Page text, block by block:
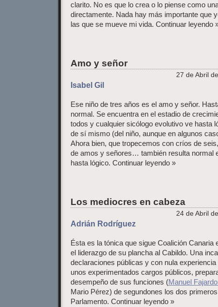
clarito. No es que lo crea o lo piense como
directamente. Nada hay más importante que
las que se mueve mi vida. Continuar leyendo
Amo y señor
27 de Abril
Isabel Gil
Ese niño de tres años es el amo y señor.
normal. Se encuentra en el estadio de
todos y cualquier sicólogo evolutivo ve hasta
de sí mismo (del niño, aunque en algunos
Ahora bien, que tropecemos con críos de
de amos y señores… también resulta normal
hasta lógico. Continuar leyendo »
Los mediocres en cabeza
24 de Abril
Adrián Rodríguez
Ésta es la tónica que sigue Coalición Canaria
el liderazgo de su plancha al Cabildo. Una
declaraciones públicas y con nula
unos experimentados cargos públicos,
desempeño de sus funciones (Manuel
Mario Pérez) de segundones los dos
Parlamento. Continuar leyendo »